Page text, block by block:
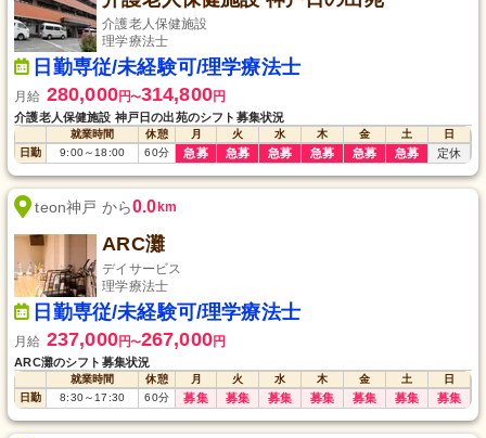
介護老人保健施設
理学療法士
日勤専従/未経験可/理学療法士
月給 280,000円〜314,800円
介護老人保健施設 神戸日の出苑のシフト募集状況
就業時間 休憩 月 火 水 木 金 土
日
日勤
9:00～18:00 60分 急募 急募 急募 急募 急募 急募 定休
teon神戸 から0.0km
ARC灘
デイサービス
理学療法士
日勤専従/未経験可/理学療法士
月給 237,000円〜267,000円
ARC灘のシフト募集状況
就業時間 休憩 月 火 水 木 金 土
日
日勤
8:30～17:30 60分 募集 募集 募集 募集 募集 募集 募集